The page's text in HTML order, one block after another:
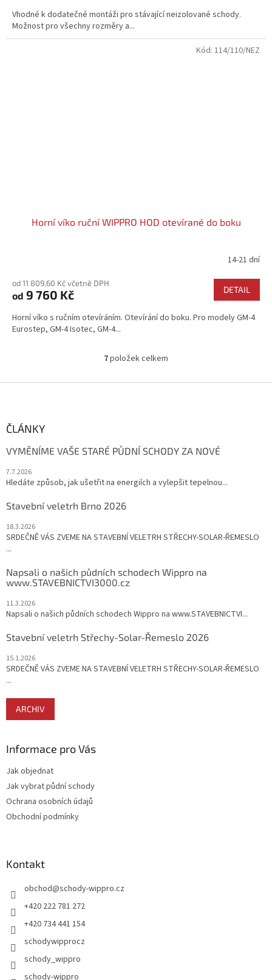
z
5
hvězdiček.
Vhodné k dodatečné montáži pro stávající neizolované schody.
Možnost pro všechny rozměry a...
Horní víko ruční WIPPRO HOD otevírané do boku
14-21 dní
od 11 809,60 Kč včetně DPH
od 9 760 Kč DETAIL
Horní víko s ručním otevíráním. Otevírání do boku. Pro modely GM-4
Eurostep, GM-4 Isotec, GM-4...
Kód: 114/110/NEZ
O
l
p
v
k
p
u
7položek celkem
ČLÁNKY
VYMĚNÍME VAŠE STARÉ PŮDNÍ SCHODY ZA NOVÉ
7.7.2026
Hledáte způsob, jak ušetřit na energiích a vylepšit tepelnou...
Stavební veletrh Brno 2026
18.3.2026
SRDEČNĚ VÁS ZVEME NA STAVEBNÍ VELETRH STŘECHY-SOLAR-ŘEMESLO
...
Napsali o našich půdních schodech Wippro na
www.STAVEBNICTVI3000.cz
11.3.2026
Napsali o našich půdních schodech Wippro na www.STAVEBNICTVI...
Stavební veletrh Střechy-Solar-Řemeslo 2026
15.1.2026
SRDEČNĚ VÁS ZVEME NA STAVEBNÍ VELETRH STŘECHY-SOLAR-ŘEMESLO
...
ARCHIV
Informace pro Vás
Jak objednat
Jak vybrat půdní schody
Ochrana osobních údajů
Obchodní podmínky
Kontakt
obchod@schody-wippro.cz
+420 222 781 272
+420 734 441 154
schodywipprocz
schody_wippro
schody-wippro